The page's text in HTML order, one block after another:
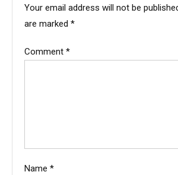
Your email address will not be
are marked *
Comment *
Name *